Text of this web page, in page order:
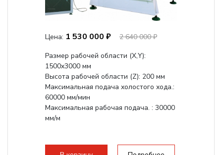
Цена: 1 530 000 ₽
2 640 000 ₽
Размер рабочей области (Х,Y):
1500x3000 мм
Высота рабочей области (Z): 200 мм
Максимальная подача холостого хода.:
60000 мм/мин
Максимальная рабочая подача. : 30000
мм/м